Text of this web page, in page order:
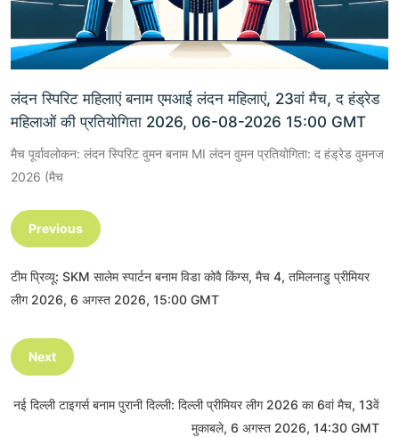
लंदन स्पिरिट महिलाएं बनाम एमआई लंदन महिलाएं, 23वां मैच, द हंड्रेड
महिलाओं की प्रतियोगिता 2026, 06-08-2026 15:00 GMT
मैच पूर्वावलोकन: लंदन स्पिरिट वुमन बनाम MI लंदन वुमन प्रतियोगिता: द हंड्रेड वुमनज
2026 (मैच
Previous
टीम प्रिव्यू: SKM सालेम स्पार्टन बनाम विडा कोवै किंग्स, मैच 4, तमिलनाडु प्रीमियर
लीग 2026, 6 अगस्त 2026, 15:00 GMT
Next
नई दिल्ली टाइगर्स बनाम पुरानी दिल्ली: दिल्ली प्रीमियर लीग 2026 का 6वां मैच, 13वें
मुकाबले, 6 अगस्त 2026, 14:30 GMT